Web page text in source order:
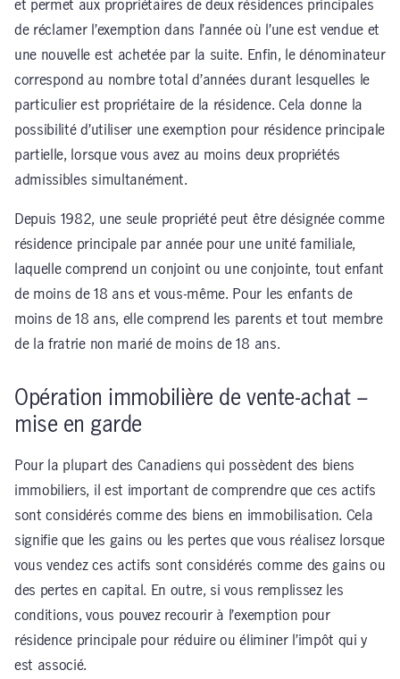
et permet aux propriétaires de deux résidences principales
de réclamer l’exemption dans l’année où l’une est vendue et
une nouvelle est achetée par la suite. Enfin, le dénominateur
correspond au nombre total d’années durant lesquelles le
particulier est propriétaire de la résidence. Cela donne la
possibilité d’utiliser une exemption pour résidence principale
partielle, lorsque vous avez au moins deux propriétés
admissibles simultanément.
Depuis 1982, une seule propriété peut être désignée comme
résidence principale par année pour une unité familiale,
laquelle comprend un conjoint ou une conjointe, tout enfant
de moins de 18 ans et vous-même. Pour les enfants de
moins de 18 ans, elle comprend les parents et tout membre
de la fratrie non marié de moins de 18 ans.
Opération immobilière de vente-achat –
mise en garde
Pour la plupart des Canadiens qui possèdent des biens
immobiliers, il est important de comprendre que ces actifs
sont considérés comme des biens en immobilisation. Cela
signifie que les gains ou les pertes que vous réalisez lorsque
vous vendez ces actifs sont considérés comme des gains ou
des pertes en capital. En outre, si vous remplissez les
conditions, vous pouvez recourir à l’exemption pour
résidence principale pour réduire ou éliminer l’impôt qui y
est associé.